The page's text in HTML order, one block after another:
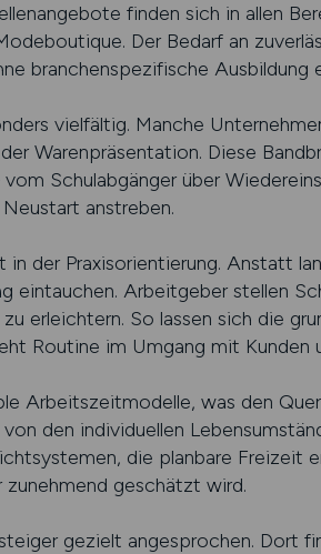
finden sich in allen
Der Bedarf an
branchenspezifische Ausbildung
vielfältig. Manche
Warenpräsentation. Diese
Schulabgänger über
anstreben.
der Praxisorientierung. Anstatt
eintauchen. Arbeitgeber stellen
erleichtern. So lassen sich die
Routine im Umgang mit Kunden
Arbeitszeitmodelle, was den
den individuellen
die planbare Freizeit
zunehmend geschätzt wird.
gezielt angesprochen. Dort